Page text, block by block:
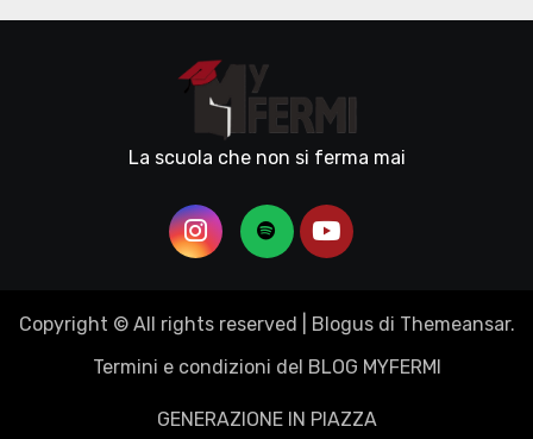
La scuola che non si ferma mai
Copyright © All rights reserved Blogusdi Themeansar.
Termini e condizioni del BLOG MYFERMI
GENERAZIONE IN PIAZZA